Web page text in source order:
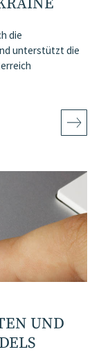
die
unterstützt die
UND